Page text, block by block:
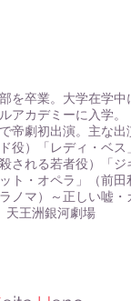
を卒業。大学在学中
アカデミーに入学。
帝劇初出演。主な出
役）「レディ・ベス
される若者役）「ジ
ト・オペラ」（前田
ラノマ）～正しい嘘・
天王洲銀河劇場